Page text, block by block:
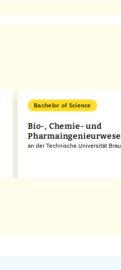
Bachelor of Science
Bio-, Chemie- und
an der Technische Universität